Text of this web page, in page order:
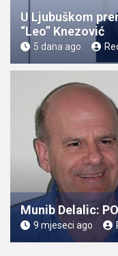
U Ljubuškom
“Leo” Knezović
5 dana ago
Munib Delalic:
9 mjeseci ago